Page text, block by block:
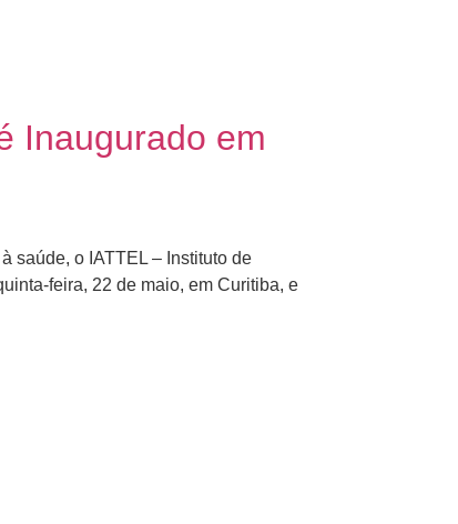
Inaugurado em
saúde, o IATTEL – Instituto de
feira, 22 de maio, em Curitiba, e